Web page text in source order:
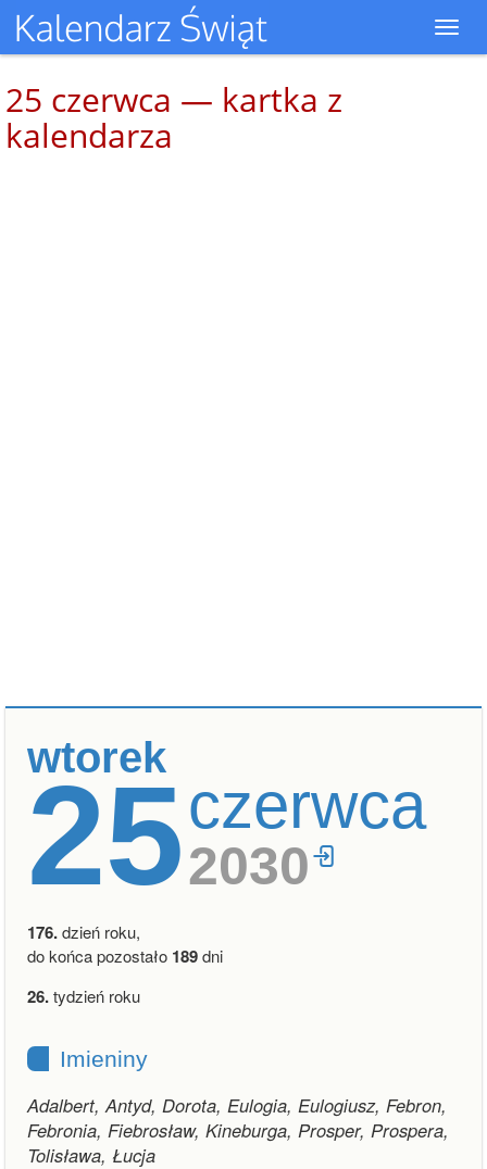
25 czerwca — kartka z
kalendarza
wtorek
25czerwca
2030
176.dzień roku,
do końca pozostało 189dni
26.tydzień roku
Imieniny
Adalbert, Antyd, Dorota, Eulogia, Eulogiusz, Febron,
Febronia, Fiebrosław, Kineburga, Prosper, Prospera,
Tolisława, Łucja